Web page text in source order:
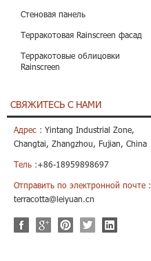
Стеновая панель
Терракотовая Rainscreen фасад
Терракотовые облицовки
Rainscreen
СВЯЖИТЕСЬ С НАМИ
Адрес : Yintang Industrial Zone,
Changtai, Zhangzhou, Fujian, China
Тель :+86-18959898697
Отправить по электронной почте :
terracotta@leiyuan.cn